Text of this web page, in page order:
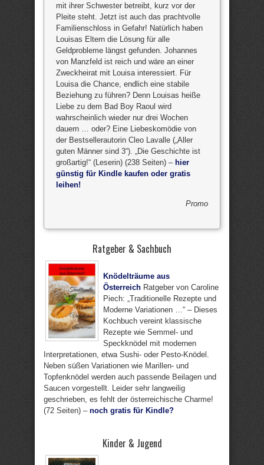
mit ihrer Schwester betreibt, kurz vor der
Pleite steht. Jetzt ist auch das prachtvolle
Familienschloss in Gefahr! Natürlich haben
Louisas Eltern die Lösung für alle
Geldprobleme längst gefunden. Johannes
von Manzfeld ist reich und wäre an einer
Zweckheirat mit Louisa interessiert. Für
Louisa die Chance, endlich eine stabile
Beziehung zu führen? Denn Louisas heiße
Liebe zu dem Bad Boy Raoul wird
wahrscheinlich wieder nur drei Wochen
dauern … oder? Eine Liebeskomödie von
der Bestsellerautorin Cleo Lavalle („Aller
guten Männer sind 3“). „Die Geschichte ist
großartig!“ (Leserin) (238 Seiten) – hier
günstig für Kindle kaufen oder gratis
leihen!
Promo
Ratgeber & Sachbuch
Knödelträume aus
Österreich Ratgeber von Caroline
Piech: „Traditionelle Rezepte und
Moderne Variationen …“ – Dieses
Kochbuch vereint klassische
Rezepte wie Semmel- und
Speckknödel mit modernen
Interpretationen, etwa Sushi- oder Pesto-Knödel.
Neben süßen Variationen wie Marillen- und
Topfenknödel werden auch passende Beilagen und
Saucen vorgestellt. Leider sehr langweilig
geschrieben, es fehlt der österreichische Charme!
(72 Seiten) – noch gratis für Kindle?
Kinder & Jugend